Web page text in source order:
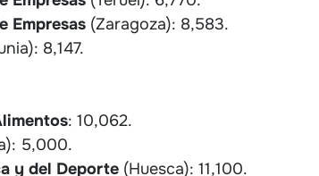
Empresas (Zaragoza): 8,583.
8,147.
: 10,062.
5,000.
y del Deporte (Huesca): 11,100.